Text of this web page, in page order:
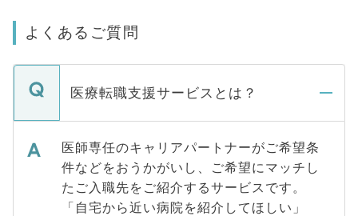
よくあるご質問
医療転職支援サービスとは？
医師専任のキャリアパートナーがご希望条
件などをおうかがいし、ご希望にマッチし
たご入職先をご紹介するサービスです。
「自宅から近い病院を紹介してほしい」